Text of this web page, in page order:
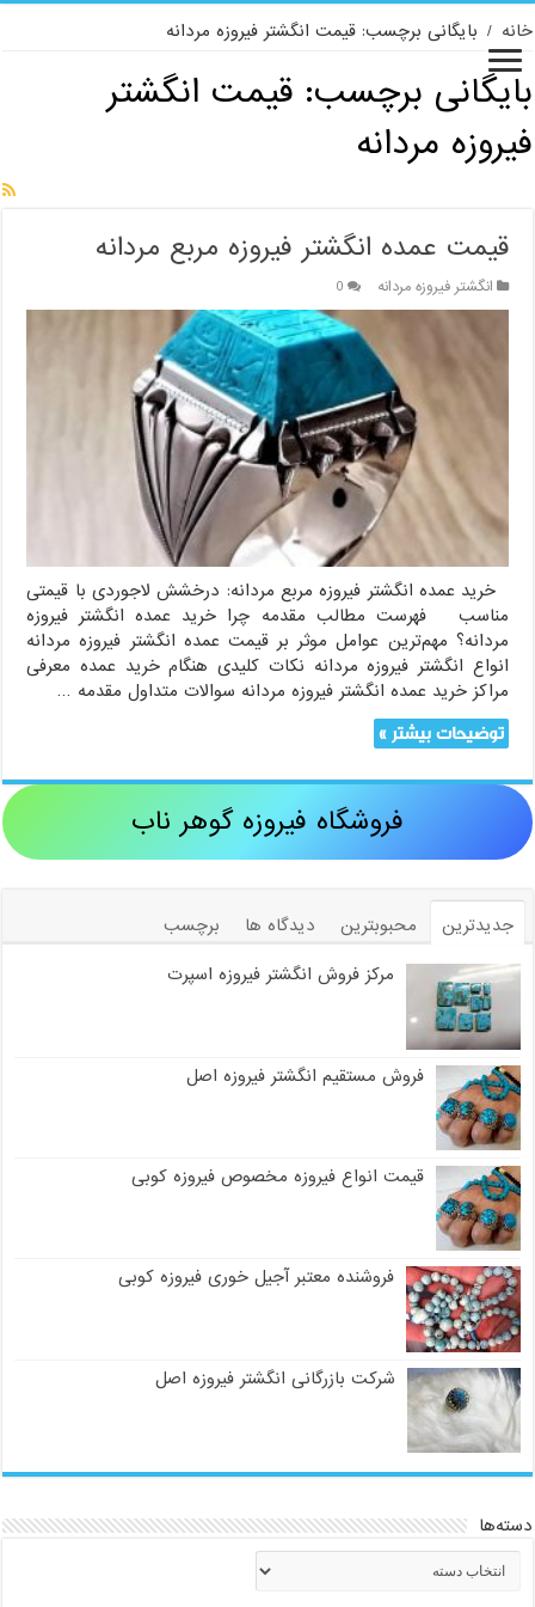
خانه / بایگانی برچسب: قیمت انگشتر فیروزه مردانه
بایگانی برچسب:قیمت انگشتر
فیروزه مردانه
قیمت عمده انگشتر فیروزه مربع مردانه
انگشتر فیروزه مردانه 0
خرید عمده انگشتر فیروزه مربع مردانه: درخشش لاجوردی با قیمتی
مناسب فهرست مطالب مقدمه چرا خرید عمده انگشتر فیروزه
مردانه؟ مهم‌ترین عوامل موثر بر قیمت عمده انگشتر فیروزه مردانه
انواع انگشتر فیروزه مردانه نکات کلیدی هنگام خرید عمده معرفی
مراکز خرید عمده انگشتر فیروزه مردانه سوالات متداول مقدمه …
توضیحات بیشتر »
فروشگاه فیروزه گوهر ناب
جدیدترین محبوبترین دیدگاه ها
برچسب
مرکز فروش انگشتر فیروزه اسپرت
فروش مستقیم انگشتر فیروزه اصل
قیمت انواع فیروزه مخصوص فیروزه کوبی
فروشنده معتبر آجیل خوری فیروزه کوبی
شرکت بازرگانی انگشتر فیروزه اصل
دسته‌ها
دسته‌ها